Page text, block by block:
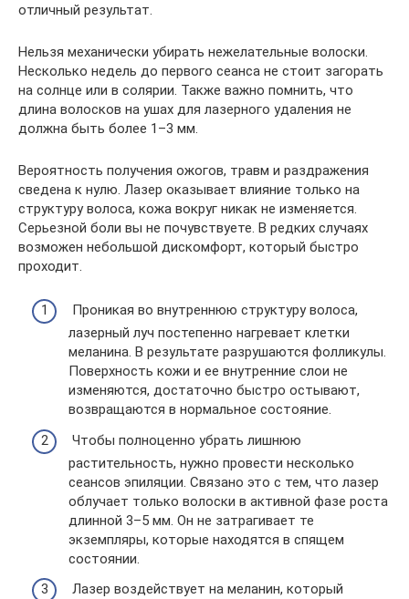
отличный результат.
Нельзя механически убирать нежелательные волоски.
Несколько недель до первого сеанса не стоит загорать
на солнце или в солярии. Также важно помнить, что
длина волосков на ушах для лазерного удаления не
должна быть более 1–3 мм.
Вероятность получения ожогов, травм и раздражения
сведена к нулю. Лазер оказывает влияние только на
структуру волоса, кожа вокруг никак не изменяется.
Серьезной боли вы не почувствуете. В редких случаях
возможен небольшой дискомфорт, который быстро
проходит.
Проникая во внутреннюю структуру волоса,
лазерный луч постепенно нагревает клетки
меланина. В результате разрушаются фолликулы.
Поверхность кожи и ее внутренние слои не
изменяются, достаточно быстро остывают,
возвращаются в нормальное состояние.
Чтобы полноценно убрать лишнюю
растительность, нужно провести несколько
сеансов эпиляции. Связано это с тем, что лазер
облучает только волоски в активной фазе роста
длинной 3–5 мм. Он не затрагивает те
экземпляры, которые находятся в спящем
состоянии.
Лазер воздействует на меланин, который